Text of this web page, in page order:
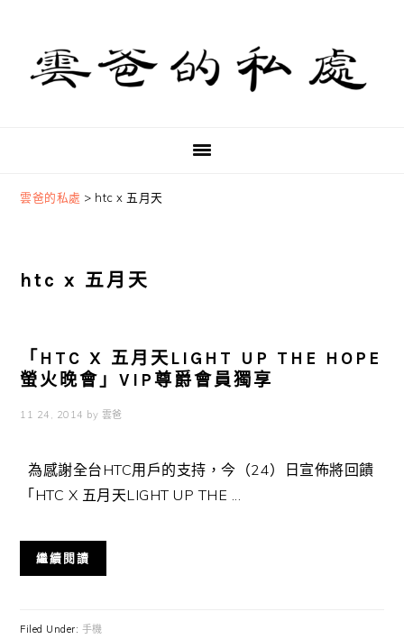
primary
navigation
content
primary
sidebar
雲爸的私處 > htc x 五月天
htc x 五月天
「HTC X 五月天LIGHT UP THE HOPE
螢火晚會」VIP尊爵會員獨享
11 24, 2014 by 雲爸
為感謝全台HTC用戶的支持，今（24）日宣佈將回饋
「HTC X 五月天LIGHT UP THE ...
繼續閱讀
Filed Under: 手機